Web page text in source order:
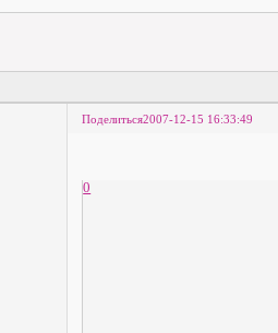
Поделиться2007-12-15 16:33:49
0